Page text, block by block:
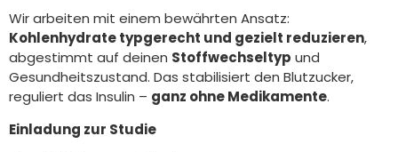
Wir arbeiten mit einem bewährten Ansatz:
Kohlenhydrate typgerecht und gezielt reduzieren,
abgestimmt auf deinen Stoffwechseltyp und
Gesundheitszustand. Das stabilisiert den Blutzucker,
reguliert das Insulin – ganz ohne Medikamente.
Einladung zur Studie